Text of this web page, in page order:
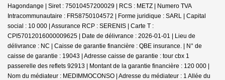
Hagondange | Siret : 75010457200029 | RCS : METZ | Numero TVA
Intracommunautaire : FR58750104572 | Forme juridique : SARL | Capital
social : 10 000 | Assurance RCP : SERENIS | Carte T :
CPI57012016000009625 | Date de délivrance : 2026-01-01 | Lieu de
délivrance : NC | Caisse de garantie financière : QBE insurance. | N° de
caisse de garantie : 19043 | Adresse caisse de garantie : tour cbx 1
passerelle des reflets 92913 | Montant de la garantie financière : 120 000 |
Nom du médiateur : MEDIMMOCONSO | Adresse du médiateur : 1 Allée du